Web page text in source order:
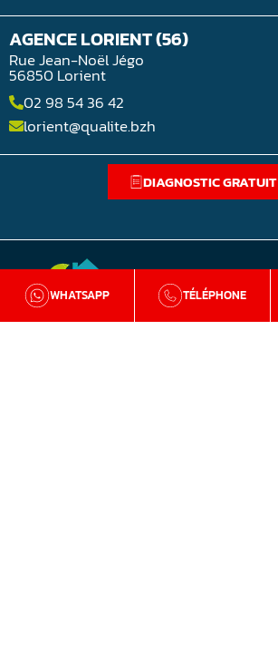
WHATSAPP TÉLÉPHONE
AGENCE LORIENT (56)
Rue Jean-Noël Jégo
56850 Lorient
02 98 54 36 42
lorient@qualite.bzh
DIAGNOSTIC GRATUIT